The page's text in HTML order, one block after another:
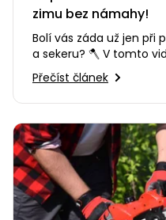
zimu bez námahy!
Bolí vás záda už jen při
a sekeru? 🪓 V tomto
přípravu topného dřeva…
Přečíst článek